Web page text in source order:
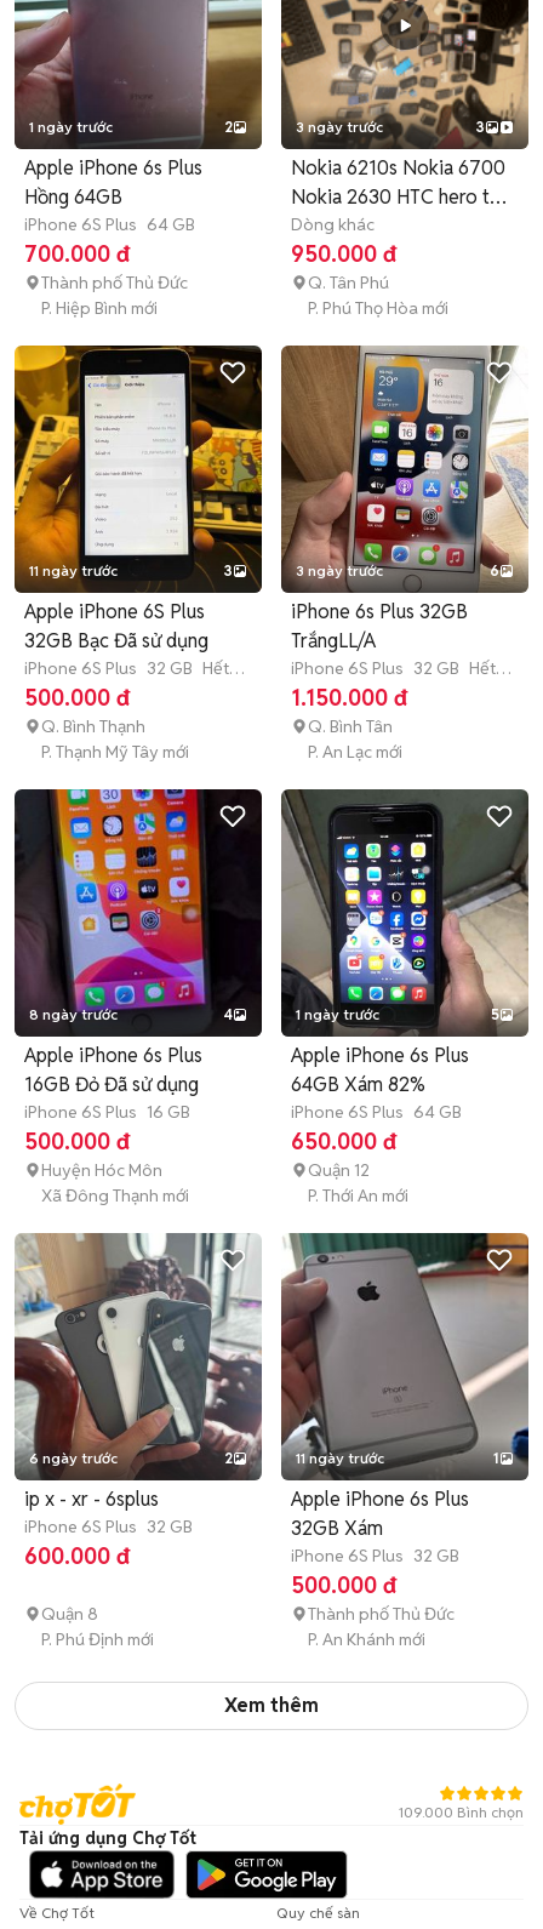
1 ngày trước 2
Apple iPhone 6s Plus
Hồng 64GB
iPhone 6S Plus 64 GB
700.000 đ
Thành phố Thủ Đức
P. Hiệp Bình mới
3 ngày trước 3
Nokia 6210s Nokia 6700
Nokia 2630 HTC hero túi
LV
Dòng khác
950.000 đ
Q. Tân Phú
P. Phú Thọ Hòa mới
11 ngày trước 3
Apple iPhone 6S Plus
32GB Bạc Đã sử dụng
iPhone 6S Plus 32 GB Hết
bảo hành
500.000 đ
Q. Bình Thạnh
P. Thạnh Mỹ Tây mới
3 ngày trước 6
iPhone 6s Plus 32GB
TrắngLL/A
iPhone 6S Plus 32 GB Hết
bảo hành
1.150.000 đ
Q. Bình Tân
P. An Lạc mới
8 ngày trước 4
Apple iPhone 6s Plus
16GB Đỏ Đã sử dụng
iPhone 6S Plus 16 GB
500.000 đ
Huyện Hóc Môn
Xã Đông Thạnh mới
1 ngày trước 5
Apple iPhone 6s Plus
64GB Xám 82%
iPhone 6S Plus 64 GB
650.000 đ
Quận 12
P. Thới An mới
6 ngày trước 2
ip x - xr - 6splus
iPhone 6S Plus 32 GB
600.000 đ
Quận 8
P. Phú Định mới
11 ngày trước 1
Apple iPhone 6s Plus
32GB Xám
iPhone 6S Plus 32 GB
500.000 đ
Thành phố Thủ Đức
P. An Khánh mới
Xem thêm
109.000 Bình chọn
Tải ứng dụng Chợ Tốt
Về Chợ Tốt Quy chế sàn